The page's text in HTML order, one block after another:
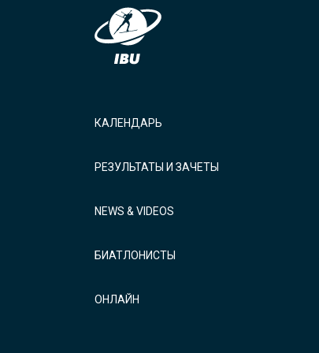
КАЛЕНДАРЬ
РЕЗУЛЬТАТЫ И ЗАЧЕТЫ
NEWS & VIDEOS
БИАТЛОНИСТЫ
ОНЛАЙН